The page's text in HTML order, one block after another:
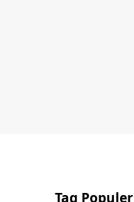
Tag Populer